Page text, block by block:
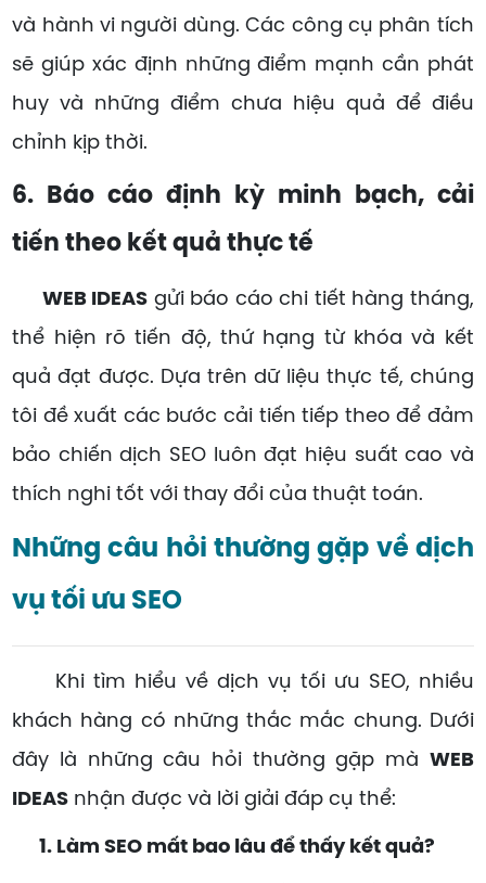
và hành vi người dùng. Các công cụ phân tích
sẽ giúp xác định những điểm mạnh cần phát
huy và những điểm chưa hiệu quả để điều
chỉnh kịp thời.
6. Báo cáo định kỳ minh bạch, cải
tiến theo kết quả thực tế
WEB IDEAS gửi báo cáo chi tiết hàng tháng,
thể hiện rõ tiến độ, thứ hạng từ khóa và kết
quả đạt được. Dựa trên dữ liệu thực tế, chúng
tôi đề xuất các bước cải tiến tiếp theo để đảm
bảo chiến dịch SEO luôn đạt hiệu suất cao và
thích nghi tốt với thay đổi của thuật toán.
Những câu hỏi thường gặp về dịch
vụ tối ưu SEO
Khi tìm hiểu về dịch vụ tối ưu SEO, nhiều
khách hàng có những thắc mắc chung. Dưới
đây là những câu hỏi thường gặp mà WEB
IDEAS nhận được và lời giải đáp cụ thể:
1. Làm SEO mất bao lâu để thấy kết quả?